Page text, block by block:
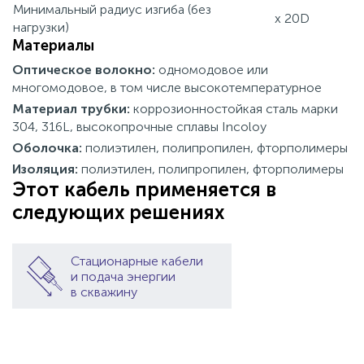
Минимальный радиус изгиба (без
нагрузки)
x 20D
Материалы
Оптическое волокно: одномодовое или
многомодовое, в том числе высокотемпературное
Материал трубки: коррозионностойкая сталь марки
304, 316L, высокопрочные сплавы Incoloy
Оболочка: полиэтилен, полипропилен, фторполимеры
Изоляция: полиэтилен, полипропилен, фторполимеры
Этот кабель применяется в
следующих решениях
Стационарные кабели
и подача энергии
в скважину